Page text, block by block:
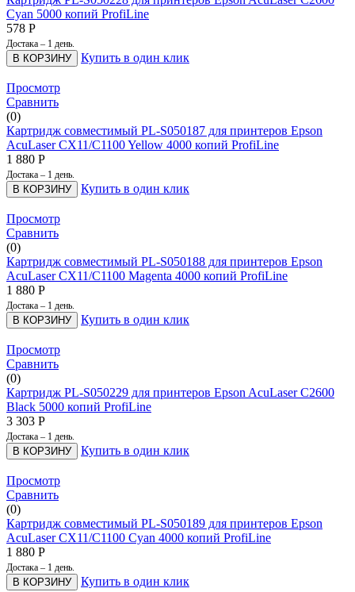
Cyan 5000 копий ProfiLine
578 Р
Достака – 1 день.
В КОРЗИНУ Купить в один клик
Просмотр
Сравнить
(0)
Картридж совместимый PL-S050187 для принтеров Epson
AcuLaser CX11/C1100 Yellow 4000 копий ProfiLine
1 880 Р
Достака – 1 день.
В КОРЗИНУ Купить в один клик
Просмотр
Сравнить
(0)
Картридж совместимый PL-S050188 для принтеров Epson
AcuLaser CX11/C1100 Magenta 4000 копий ProfiLine
1 880 Р
Достака – 1 день.
В КОРЗИНУ Купить в один клик
Просмотр
Сравнить
(0)
Картридж PL-S050229 для принтеров Epson AcuLaser C2600
Black 5000 копий ProfiLine
3 303 Р
Достака – 1 день.
В КОРЗИНУ Купить в один клик
Просмотр
Сравнить
(0)
Картридж совместимый PL-S050189 для принтеров Epson
AcuLaser CX11/C1100 Cyan 4000 копий ProfiLine
1 880 Р
Достака – 1 день.
В КОРЗИНУ Купить в один клик